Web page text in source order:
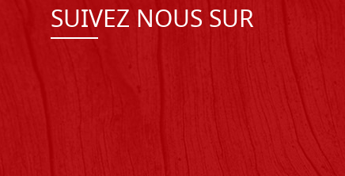
SUIVEZ NOUS SUR